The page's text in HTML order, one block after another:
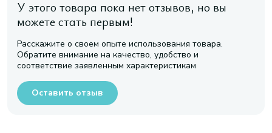
У этого товара пока нет отзывов, но вы
можете стать первым!
Расскажите о своем опыте использования товара.
Обратите внимание на качество, удобство и
соответствие заявленным характеристикам
Оставить отзыв